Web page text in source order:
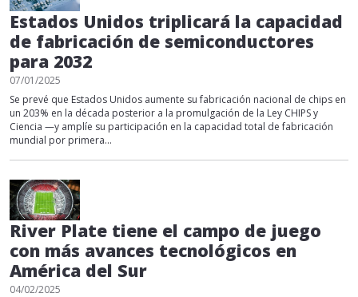
Estados Unidos triplicará la capacidad
de fabricación de semiconductores
para 2032
07/01/2025
Se prevé que Estados Unidos aumente su fabricación nacional de chips en
un 203% en la década posterior a la promulgación de la Ley CHIPS y
Ciencia —y amplíe su participación en la capacidad total de fabricación
mundial por primera...
River Plate tiene el campo de juego
con más avances tecnológicos en
América del Sur
04/02/2025